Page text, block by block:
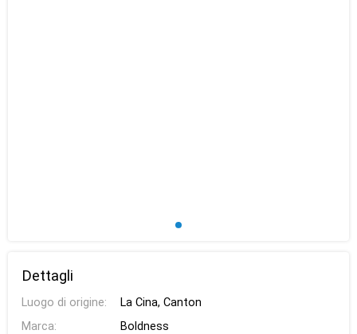
Dettagli
Luogo di origine:
La Cina, Canton
Marca:
Boldness